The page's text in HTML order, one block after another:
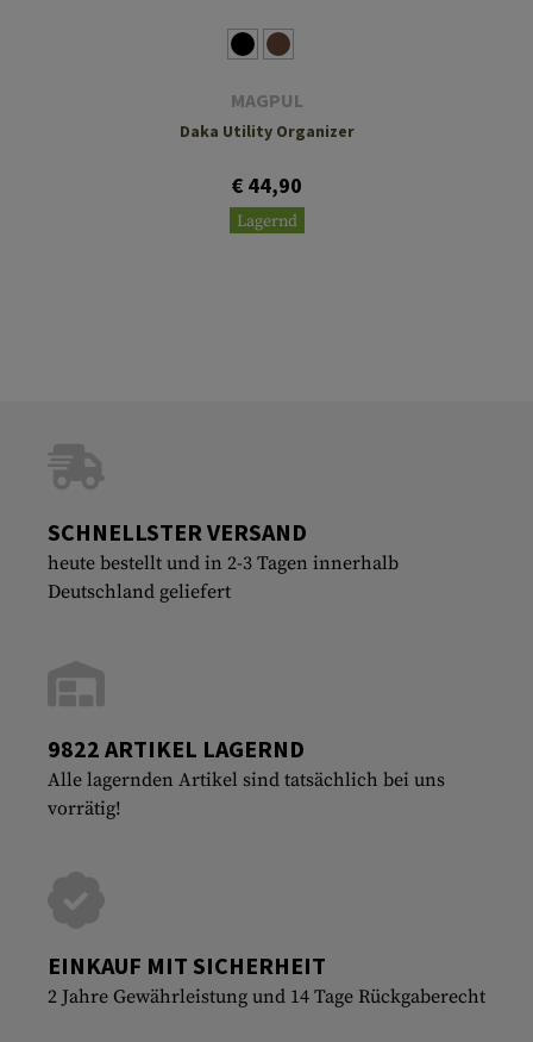
MAGPUL
Daka Utility Organizer
€ 44,90
Lagernd
SCHNELLSTER VERSAND
heute bestellt und in 2-3 Tagen innerhalb
Deutschland geliefert
9822 ARTIKEL LAGERND
Alle lagernden Artikel sind tatsächlich bei uns
vorrätig!
EINKAUF MIT SICHERHEIT
2 Jahre Gewährleistung und 14 Tage Rückgaberecht